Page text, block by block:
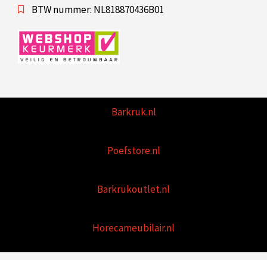
BTW nummer: NL818870436B01
Barkruk.nl
Poefstore.nl
Barkrukoutlet.nl
Horecameubilair.nl